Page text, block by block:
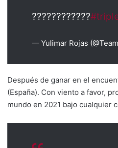
????????????
— Yulimar Rojas
Después de ganar en el
(España). Con viento a favor,
mundo en 2021 bajo cualquier